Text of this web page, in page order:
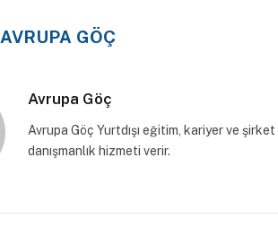
AVRUPA GÖÇ
Avrupa Göç
Avrupa Göç Yurtdışı eğitim, kariyer ve
danışmanlık hizmeti verir.